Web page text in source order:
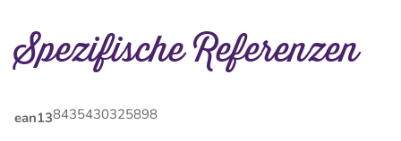
Spezifische Referenzen
ean138435430325898